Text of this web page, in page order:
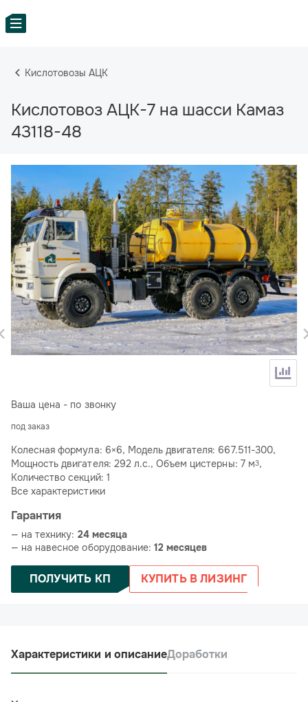
Кислотовозы АЦК
Кислотовоз АЦК-7 на шасси Камаз
43118-48
Ваша цена - по звонку
под заказ
Колесная формула: 6×6, Модель двигателя: 667.511-300,
Мощность двигателя: 292 л.с., Объем цистерны: 7 м3,
Количество секций: 1
Все характеристики
Гарантия
— на технику: 24 месяца
— на навесное оборудование: 12 месяцев
ПОЛУЧИТЬ КП КУПИТЬ В ЛИЗИНГ
Характеристики и описаниеДоработки